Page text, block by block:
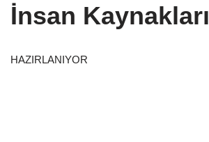
İnsan Kaynakları
HAZIRLANIYOR